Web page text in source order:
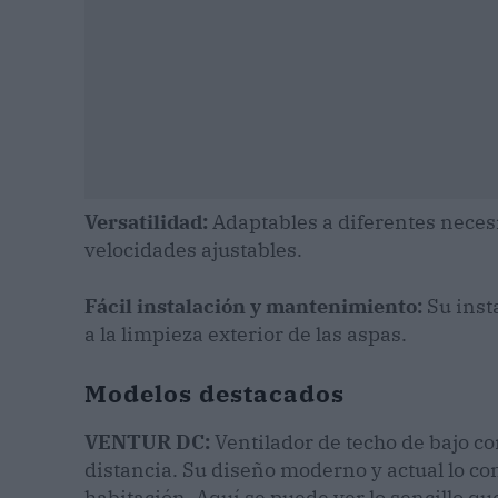
Versatilidad: Adaptables a diferentes
velocidades ajustables.
Fácil instalación y mantenimiento: Su
a la limpieza exterior de las aspas.
Modelos destacados
VENTUR DC: Ventilador de techo de bajo
distancia. Su diseño moderno y actual lo